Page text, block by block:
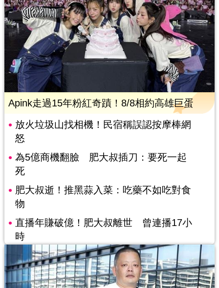
Apink走過15年粉紅奇蹟！8/8相約高雄巨蛋
放火垃圾山找相機！民宿稱誤認按摩棒網
怒
為5億商機翻臉 肥大叔插刀：要死一起
死
肥大叔逝！推黑蒜入菜：吃藥不如吃對食
物
直播年賺破億！肥大叔離世 曾連播17小
時